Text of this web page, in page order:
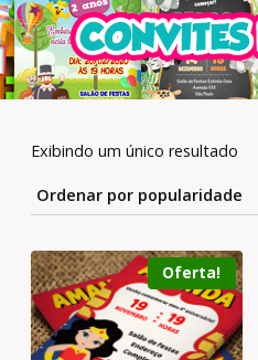
Exibindo um único resultado
Oferta!